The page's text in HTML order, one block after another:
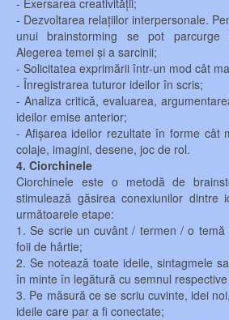
- Exersarea creativității;
- Dezvoltarea relațiilor interpersonale.
unui brainstorming se pot parcurge
Alegerea temei și a sarcinii;
- Solicitatea exprimării într-un mod cât
- Înregistrarea tuturor ideilor în scris;
- Analiza critică, evaluarea,
ideilor emise anterior;
- Afișarea ideilor rezultate în forme cât
colaje, imagini, desene, joc de rol.
4. Ciorchinele
Ciorchinele este o metodă de
stimulează găsirea conexiunilor dintre
următoarele etape:
1. Se scrie un cuvânt / termen / o
foii de hârtie;
2. Se notează toate ideile, sintagmele
în minte în legătură cu semnul
3. Pe măsură ce se scriu cuvinte, idei
ideile care par a fi conectate;